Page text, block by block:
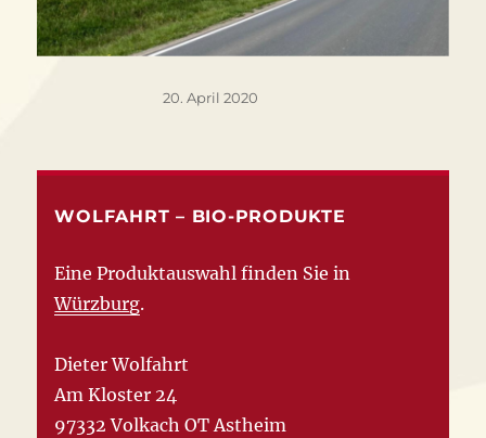
Veröffentlicht
20. April 2020
WOLFAHRT – BIO-PRODUKTE
Eine Produktauswahl finden Sie in
Würzburg.
Dieter Wolfahrt
Am Kloster 24
97332 Volkach OT Astheim